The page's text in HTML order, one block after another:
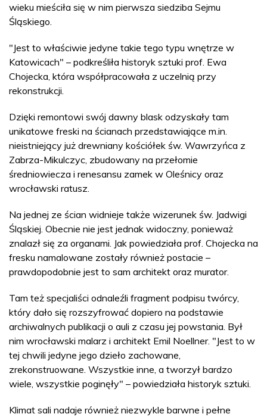
wieku mieściła się w nim pierwsza siedziba Sejmu
Śląskiego.
"Jest to właściwie jedyne takie tego typu wnętrze w
Katowicach" – podkreśliła historyk sztuki prof. Ewa
Chojecka, która współpracowała z uczelnią przy
rekonstrukcji.
Dzięki remontowi swój dawny blask odzyskały tam
unikatowe freski na ścianach przedstawiające m.in.
nieistniejący już drewniany kościółek św. Wawrzyńca z
Zabrza-Mikulczyc, zbudowany na przełomie
średniowiecza i renesansu zamek w Oleśnicy oraz
wrocławski ratusz.
Na jednej ze ścian widnieje także wizerunek św. Jadwigi
Śląskiej. Obecnie nie jest jednak widoczny, ponieważ
znalazł się za organami. Jak powiedziała prof. Chojecka na
fresku namalowane zostały również postacie –
prawdopodobnie jest to sam architekt oraz murator.
Tam też specjaliści odnaleźli fragment podpisu twórcy,
który dało się rozszyfrować dopiero na podstawie
archiwalnych publikacji o auli z czasu jej powstania. Był
nim wrocławski malarz i architekt Emil Noellner. "Jest to w
tej chwili jedyne jego dzieło zachowane,
zrekonstruowane. Wszystkie inne, a tworzył bardzo
wiele, wszystkie poginęły" – powiedziała historyk sztuki.
Klimat sali nadaje również niezwykle barwne i pełne